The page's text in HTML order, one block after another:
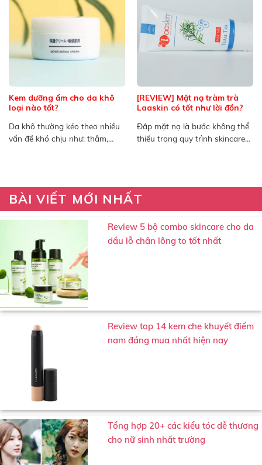
Kem dưỡng ẩm cho da khô
loại nào tốt?
Da khô thường kéo theo nhiều
vấn đề khó chịu như: thâm,
[REVIEW] Mặt nạ tràm trà
Laaskin có tốt như lời đồn?
Đắp mặt nạ là bước không thể
thiếu trong quy trình skincare
BÀI VIẾT MỚI NHẤT
Review 5 bộ combo skincare cho da
dầu lỗ chân lông to tốt nhất
Review top 14 kem che khuyết điểm
nam đáng mua nhất hiện nay
Tổng hợp 20+ các kiểu tóc dễ thương
cho nữ sinh nhất trường